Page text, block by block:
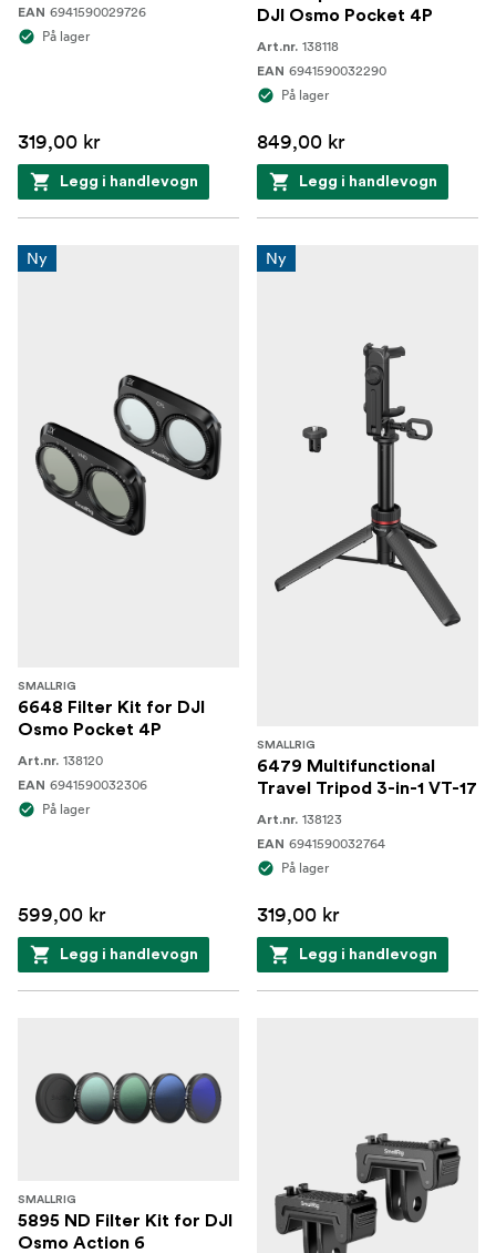
EAN 6941590029726
På lager
319,00 kr
Legg i handlevogn
DJI Osmo Pocket 4P
Art.nr. 138118
EAN 6941590032290
På lager
849,00 kr
Legg i handlevogn
Ny
SMALLRIG
6648 Filter Kit for DJI
Osmo Pocket 4P
Art.nr. 138120
EAN 6941590032306
På lager
599,00 kr
Legg i handlevogn
Ny
SMALLRIG
6479 Multifunctional
Travel Tripod 3-in-1 VT-17
Art.nr. 138123
EAN 6941590032764
På lager
319,00 kr
Legg i handlevogn
SMALLRIG
5895 ND Filter Kit for DJI
Osmo Action 6